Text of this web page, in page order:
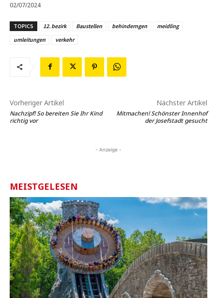
02/07/2024
TOPICS 12. bezirk Baustellen behinderngen
meidling
umleitungen
verkehr
Vorheriger Artikel
Nachzipf! So bereiten Sie Ihr Kind
richtig vor
Nächster Artikel
Mitmachen! Schönster Innenhof
der Josefstadt gesucht
- Anzeige -
MEISTGELESEN